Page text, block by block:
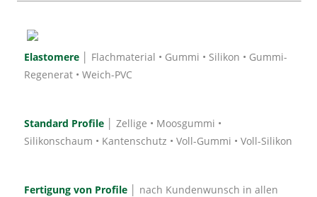
Elastomere
│ Flachmaterial • Gummi • Silikon • Gummi-
Regenerat • Weich-PVC
Standard Profile
│ Zellige • Moosgummi •
Silikonschaum • Kantenschutz • Voll-Gummi • Voll-Silikon
Fertigung von Profile │ nach Kundenwunsch in allen